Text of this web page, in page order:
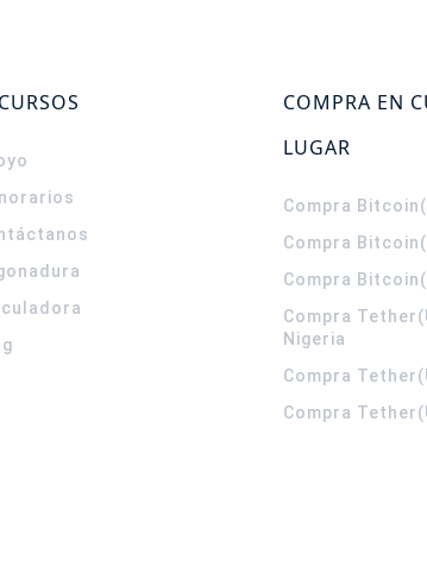
COMPRA EN
LUGAR
Compra
Compra
Compra
Compra
Nigeria
Compra
Compra